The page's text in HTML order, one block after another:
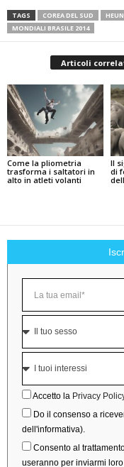
TAGS COREA DEL SUD
MONDIALI BRASILE 2014
Articoli
Come la pliometria
trasforma i saltatori in
alto in atleti volanti
Il
di
Accetto la Privacy
Do il consenso a
dell'informativa).
Consento al
useranno per inviarmi